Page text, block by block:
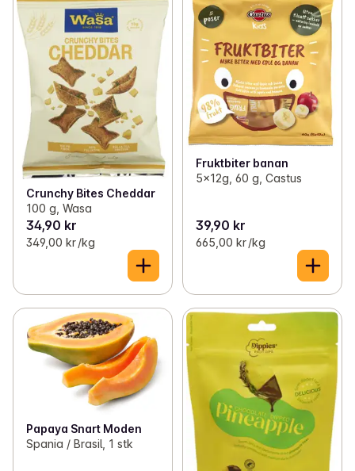
Crunchy Bites Cheddar
100 g, Wasa
34,90 kr
349,00 kr /kg
Fruktbiter banan
5x12g, 60 g, Castus
39,90 kr
665,00 kr /kg
Papaya Snart Moden
Spania / Brasil, 1 stk